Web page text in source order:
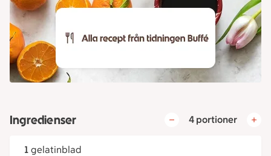
Ingredienser 4 portioner
1 gelatinblad